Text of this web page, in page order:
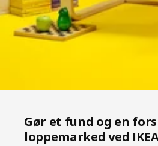
Gør et fund og en
loppemarked ved